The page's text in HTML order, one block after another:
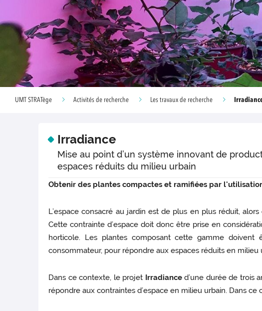
UMT STRATège Activités de recherche Les travaux de recherche
Irradiance
Mise au point d’un système innovant de
espaces réduits du milieu urbain
Obtenir des plantes compactes et ramifiées par
L’espace consacré au jardin est de plus en plus réduit,
Cette contrainte d’espace doit donc être prise en
horticole. Les plantes composant cette gamme
consommateur, pour répondre aux espaces réduits en milieu
Dans ce contexte, le projet Irradianced’une durée de trois
répondre aux contraintes d’espace en milieu urbain. Dans